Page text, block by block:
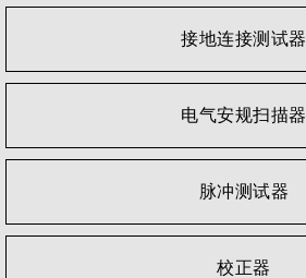
接地连接测试器
电气安规扫描器
脉冲测试器
校正器